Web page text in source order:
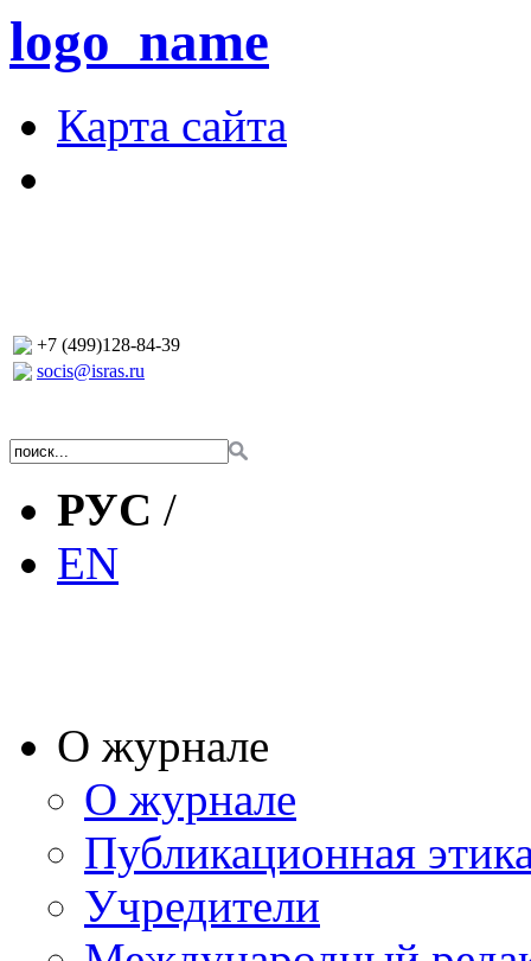
logo_name
Карта сайта
+7 (499)128-84-39
socis@isras.ru
РУС /
EN
О журнале
О журнале
Публикационная
Учредители